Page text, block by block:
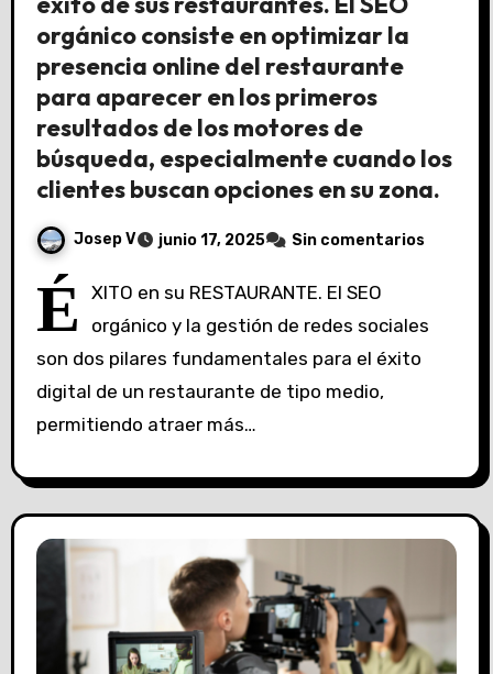
orgánico consiste en optimizar la
presencia online del restaurante
para aparecer en los primeros
resultados de los motores de
búsqueda, especialmente cuando los
clientes buscan opciones en su zona.
Josep V junio 17, 2025 Sin comentarios
É
XITO en su RESTAURANTE. El SEO
orgánico y la gestión de redes sociales
son dos pilares fundamentales para el éxito
digital de un restaurante de tipo medio,
permitiendo atraer más…